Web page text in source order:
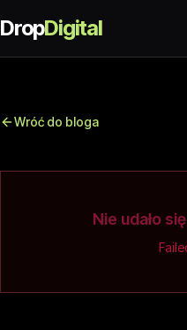
DropDigital
Wróć do bloga
Nie udało